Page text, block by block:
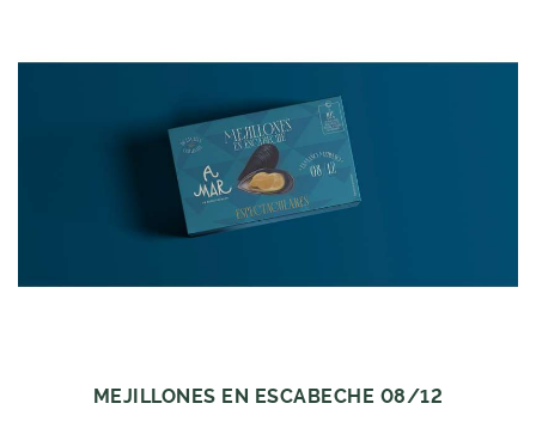
MEJILLONES EN ESCABECHE 08/12